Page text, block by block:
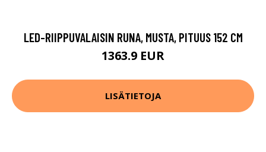
LED-RIIPPUVALAISIN RUNA, MUSTA, PITUUS 152 CM
1363.9 EUR
LISÄTIETOJA